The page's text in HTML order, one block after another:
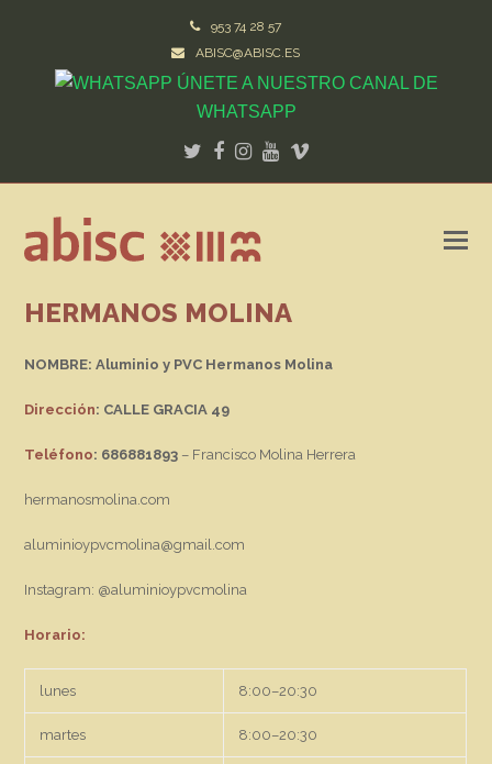
953 74 28 57
ABISC@ABISC.ES
ÚNETE A NUESTRO CANAL DE
WHATSAPP
Twitter
Facebook
Instagram
Youtube
Vimeo
HERMANOS MOLINA
NOMBRE: Aluminio y PVC Hermanos Molina
Dirección: CALLE GRACIA 49
Teléfono: 686881893 – Francisco Molina Herrera
hermanosmolina.com
aluminioypvcmolina@gmail.com
Instagram: @aluminioypvcmolina
Horario:
lunes 8:00–20:30
martes 8:00–20:30